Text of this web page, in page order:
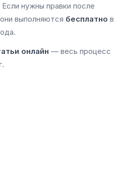
нужны правки после
выполняются бесплатно в
онлайн — весь процесс